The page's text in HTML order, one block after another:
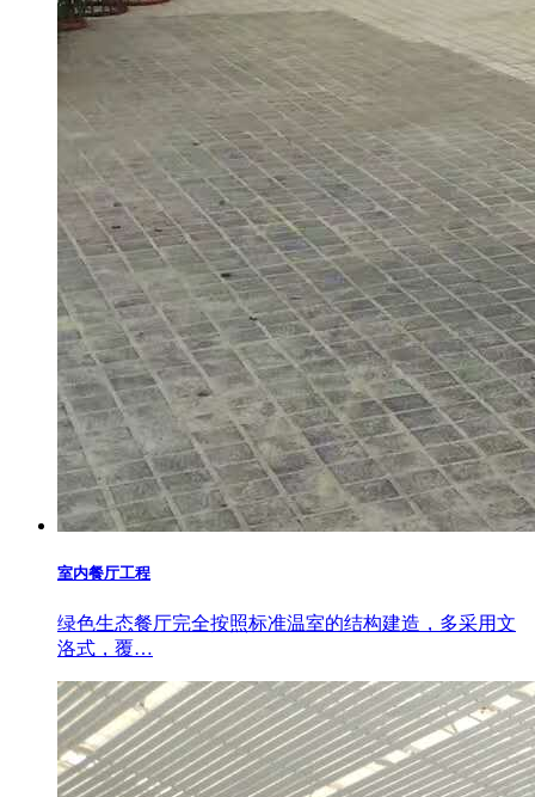
室内餐厅工程
绿色生态餐厅完全按照标准温室的结构建造，多采用文
洛式，覆…